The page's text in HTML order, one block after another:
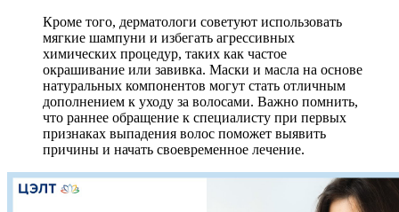
Кроме того, дерматологи советуют использовать
мягкие шампуни и избегать агрессивных
химических процедур, таких как частое
окрашивание или завивка. Маски и масла на основе
натуральных компонентов могут стать отличным
дополнением к уходу за волосами. Важно помнить,
что раннее обращение к специалисту при первых
признаках выпадения волос поможет выявить
причины и начать своевременное лечение.